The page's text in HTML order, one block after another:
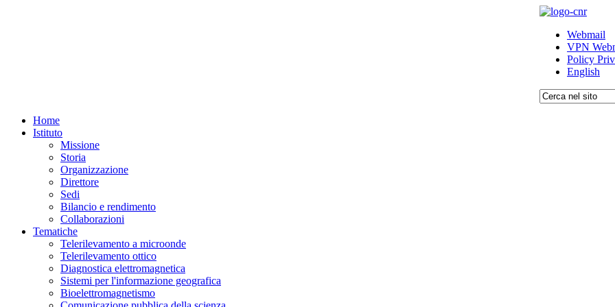
Webmail
VPN
Policy
English
Home
Istituto
Missione
Storia
Organizzazione
Direttore
Sedi
Bilancio e rendimento
Collaborazioni
Tematiche
Telerilevamento a microonde
Telerilevamento ottico
Diagnostica elettromagnetica
Sistemi per l'informazione geografica
Bioelettromagnetismo